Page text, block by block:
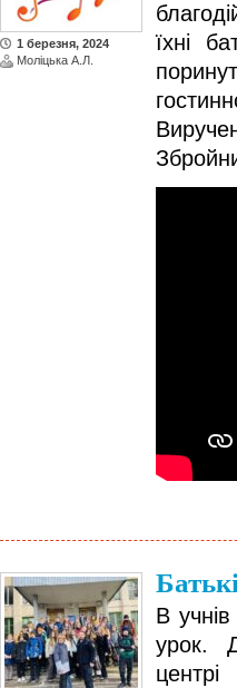
1 березня, 2024
Моліцька А.Л.
їхні
В
урок.